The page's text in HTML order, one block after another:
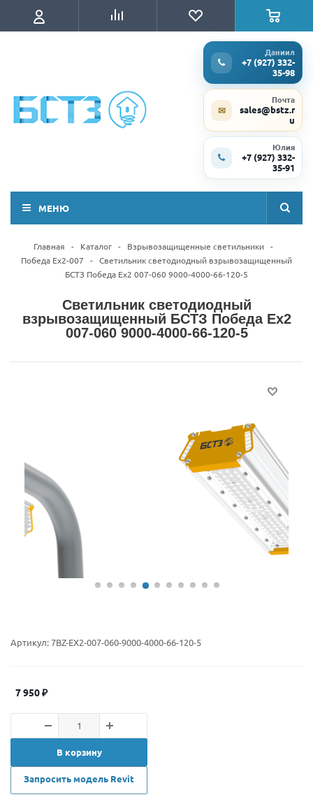
Даниил
+7 (927) 332-
35-98
✉
Почта
sales@bstz.r
u
Юлия
+7 (927) 332-
35-91
МЕНЮ
Главная - Каталог - Взрывозащищенные светильники -
Победа Ex2-007
- Светильник светодиодный взрывозащищенный
БСТЗ Победа Ex2 007-060 9000-4000-66-120-5
Светильник светодиодный
взрывозащищенный БСТЗ Победа Ex2
007-060 9000-4000-66-120-5
Артикул:7BZ-EX2-007-060-9000-4000-66-120-5
7 950₽
В корзину
Запросить модель Revit